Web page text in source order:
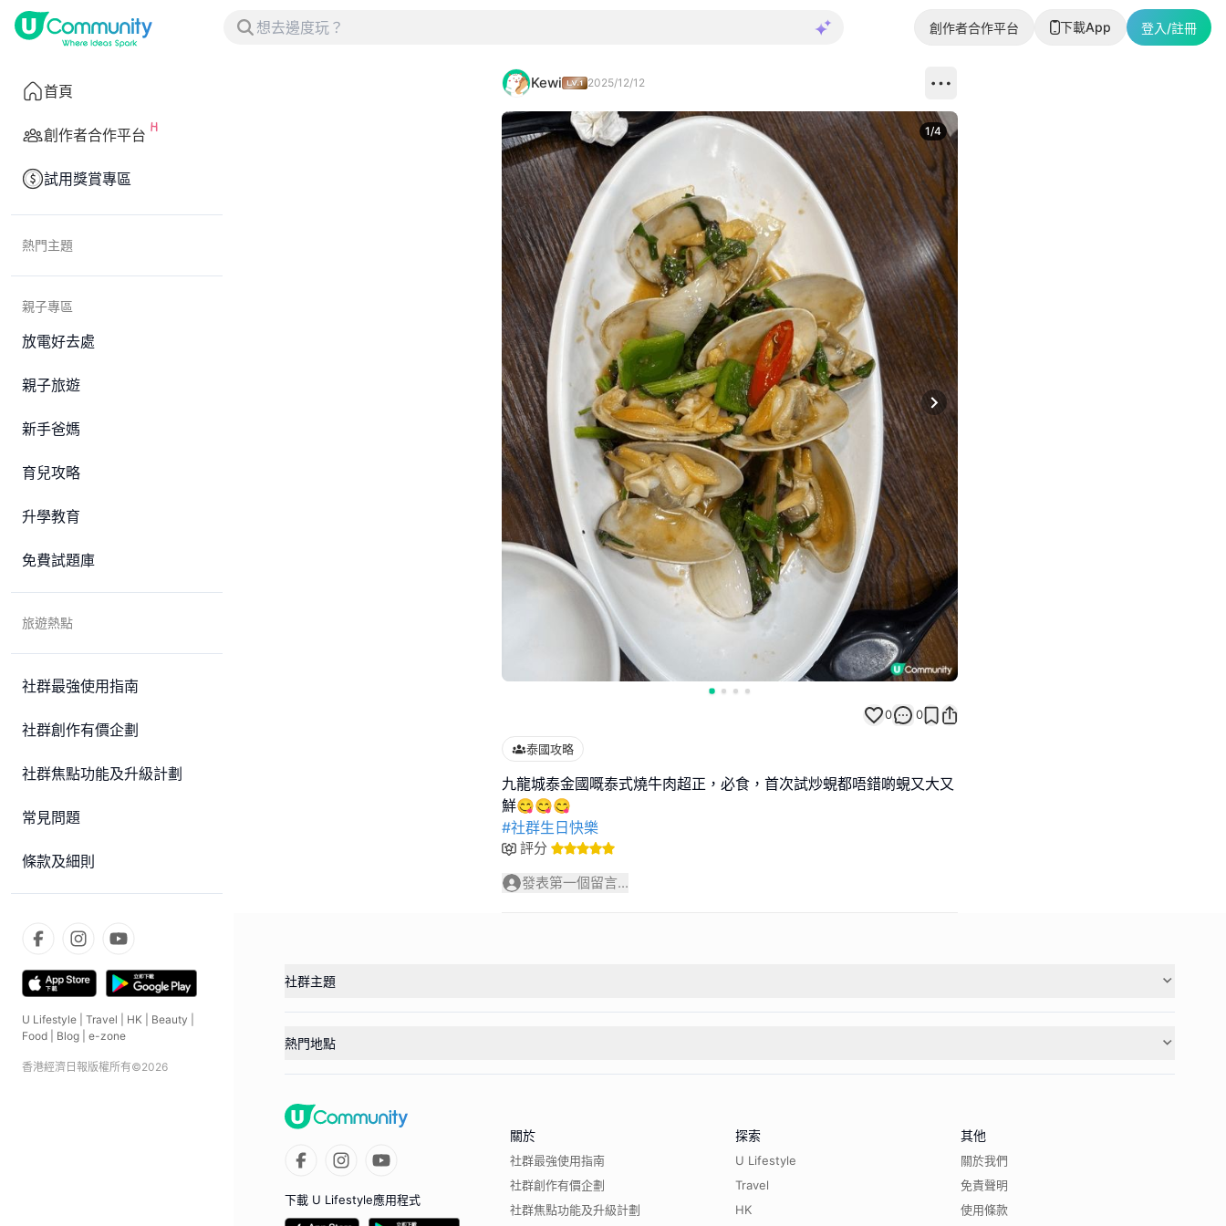
創作者合作平台 下載App 登入/註冊
首頁
創作者合作平台
試用獎賞專區
熱門主題
親子專區
放電好去處
親子旅遊
新手爸媽
育兒攻略
升學教育
免費試題庫
旅遊熱點
社群最強使用指南
社群創作有價企劃
社群焦點功能及升級計劃
常見問題
條款及細則
U Lifestyle Travel HK Beauty
Food
Blog e-zone
香港經濟日報版權所有©2026
Kewi 2025/12/12
Next slide
1/4
0 0
泰國攻略
九龍城泰金國嘅泰式燒牛肉超正，必食，首次試炒蜆都唔錯啲蜆又大又
#社群生日快樂
評分
發表第一個留言...
社群主題
熱門地點
下載 U Lifestyle應用程式
關於
社群最強使用指南
社群創作有價企劃
社群焦點功能及升級計劃
探索
U Lifestyle
Travel
HK
其他
關於我們
免責聲明
使用條款